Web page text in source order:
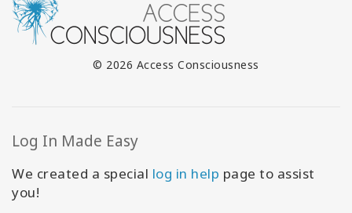
© 2026 Access Consciousness
Log In Made Easy
We created a special log in help page to assist
you!